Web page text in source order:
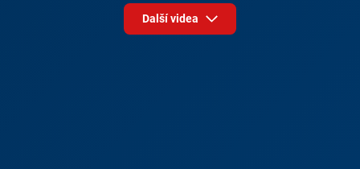
Další videa